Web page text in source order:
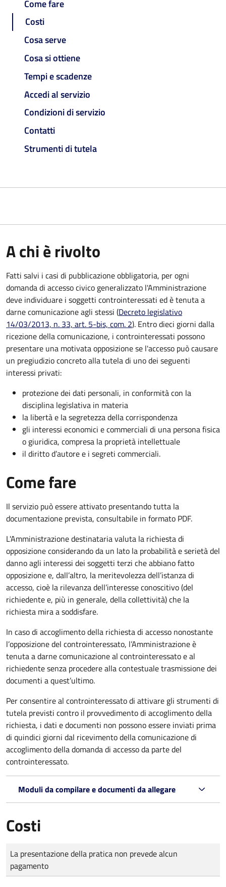
Come fare
Costi
Cosa serve
Cosa si ottiene
Tempi e scadenze
Accedi al servizio
Condizioni di servizio
Contatti
Strumenti di tutela
A chi è rivolto
Fatti salvi i casi di pubblicazione obbligatoria, per ogni
domanda di accesso civico generalizzato l'Amministrazione
deve individuare i soggetti controinteressati ed è tenuta a
darne comunicazione agli stessi (Decreto legislativo
14/03/2013, n. 33, art. 5-bis, com. 2). Entro dieci giorni dalla
ricezione della comunicazione, i controinteressati possono
presentare una motivata opposizione se l'accesso può causare
un pregiudizio concreto alla tutela di uno dei seguenti
interessi privati:
protezione dei dati personali, in conformità con la
disciplina legislativa in materia
la libertà e la segretezza della corrispondenza
gli interessi economici e commerciali di una persona fisica
o giuridica, compresa la proprietà intellettuale
il diritto d’autore e i segreti commerciali.
Come fare
Il servizio può essere attivato presentando tutta la
documentazione prevista, consultabile in formato PDF.
L'Amministrazione destinataria valuta la richiesta di
opposizione considerando da un lato la probabilità e serietà del
danno agli interessi dei soggetti terzi che abbiano fatto
opposizione e, dall’altro, la meritevolezza dell’istanza di
accesso, cioè la rilevanza dell’interesse conoscitivo (del
richiedente e, più in generale, della collettività) che la
richiesta mira a soddisfare.
In caso di accoglimento della richiesta di accesso nonostante
l’opposizione del controinteressato, l’Amministrazione è
tenuta a darne comunicazione al controinteressato e al
richiedente senza procedere alla contestuale trasmissione dei
documenti a quest’ultimo.
Per consentire al controinteressato di attivare gli strumenti di
tutela previsti contro il provvedimento di accoglimento della
richiesta, i dati e documenti non possono essere inviati prima
di quindici giorni dal ricevimento della comunicazione di
accoglimento della domanda di accesso da parte del
controinteressato.
Moduli da compilare e documenti da allegare
Costi
Tipo di pagamento
Importo
La presentazione della pratica non prevede alcun
pagamento